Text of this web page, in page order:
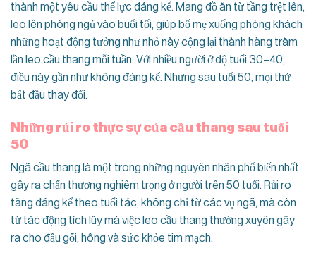
thành một yêu cầu thể lực đáng kể. Mang đồ ăn từ tầng trệt lên,
leo lên phòng ngủ vào buổi tối, giúp bố mẹ xuống phòng khách
những hoạt động tưởng như nhỏ này cộng lại thành hàng trăm
lần leo cầu thang mỗi tuần. Với nhiều người ở độ tuổi 30–40,
điều này gần như không đáng kể. Nhưng sau tuổi 50, mọi thứ
bắt đầu thay đổi.
Những rủi ro thực sự của cầu thang sau tuổi
50
Ngã cầu thang là một trong những nguyên nhân phổ biến nhất
gây ra chấn thương nghiêm trọng ở người trên 50 tuổi. Rủi ro
tăng đáng kể theo tuổi tác, không chỉ từ các vụ ngã, mà còn
từ tác động tích lũy mà việc leo cầu thang thường xuyên gây
ra cho đầu gối, hông và sức khỏe tim mạch.